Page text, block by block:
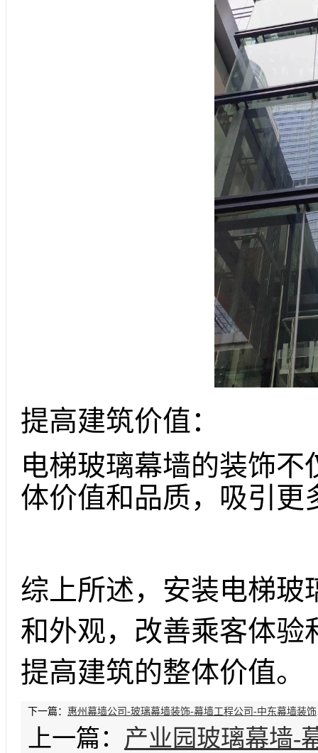
提高建筑价值：
电梯玻璃幕墙的装饰
体价值和品质，吸引更
综上所述，安装电梯玻
和外观，改善乘客体验
提高建筑的整体价值。
下一篇： 惠州幕墙公司-玻璃幕墙装饰-幕墙工程公司-中东幕墙装饰
上一篇： 产业园玻璃幕墙-